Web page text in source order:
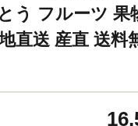
う フルーツ 果
直送 産直 送料